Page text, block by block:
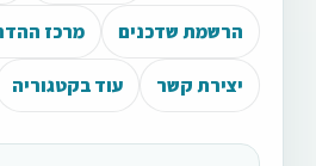
הרשמת שדכנים מרכז
יצירת קשר עוד בקטגוריה